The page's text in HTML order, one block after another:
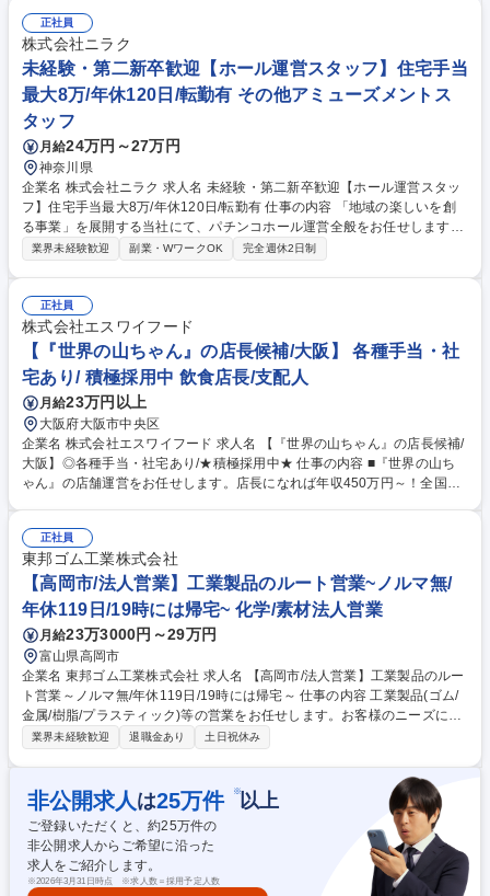
スタイルですが、多少の新規開拓の営業もあります ・アサヒビールグルー
プと同じオフィス・同じフロアですので、相互に情報共有が行われ協業体
制が構築されています。アサヒグループの総合力を生かして、営業活動を
行うことが可能です。 募集職種 大阪【営業（業務用）】★ワインが好き
な方大歓迎！★
正社員
株式会社ニラク
未経験・第二新卒歓迎【ホール運営スタッフ】住宅手当
最大8万/年休120日/転勤有 その他アミューズメントス
タッフ
月給24万円～27万円
神奈川県
企業名 株式会社ニラク 求人名 未経験・第二新卒歓迎【ホール運営スタッ
フ】住宅手当最大8万/年休120日/転勤有 仕事の内容 「地域の楽しいを創
る事業」を展開する当社にて、パチンコホール運営全般をお任せします！
OJTで接客スキル身につけながら成長でき、各地域のお客様に快適な時間
売上管理・フロア調整・スタッフ育成など、店舗運営に関わる幅広い業務
を経験できます。入社後は現場理解のために転勤を伴う勤務となります
が、2～3年後にはエリア勤務への切り替え相談も可能で、実際に子育てな
どを理由に変更した社員もいます。 ～OJTや研修が充実・未経験でも安心
して成長できる環境～ 募集職種 未経験・第二新卒歓迎【ホール運営スタ
ッフ】住宅手当最大8万/年休120日/転勤有
業界未経験歓迎 副業・WワークOK 完全週休2日制
正社員
株式会社エスワイフード
【『世界の山ちゃん』の店長候補/大阪】 各種手当・社
宅あり/ 積極採用中 飲食店長/支配人
月給23万円以上
大阪府大阪市中央区
企業名 株式会社エスワイフード 求人名 【『世界の山ちゃん』の店長候補/
大阪】◎各種手当・社宅あり/★積極採用中★ 仕事の内容 ■『世界の山ち
ゃん』の店舗運営をお任せします。店長になれば年収450万円～！全国67
や接客、シフト管理、売上管理、アルバイト教育など運営業務全般をお任
せ。店舗の席数は平均80席前後。 ★当然、基本的な業務マニュアルはあ
りますが、「こうしなさい」「これはダメ」というルールは「勝手な値引
きは禁止」くらいで、細かい縛りはほぼありません。店長の裁量が大きい
分、チェーン店ながら各店に独自メニューがあるほど自由度は高めです。
※業務内容の変更の範囲：当社業務全般 募集職種 【『世界の山ちゃん』
の店長候補/大阪】◎各種手当・社宅あり/★積極採用中★
正社員
東邦ゴム工業株式会社
【高岡市/法人営業】工業製品のルート営業~ノルマ無/
年休119日/19時には帰宅~ 化学/素材法人営業
月給23万3000円～29万円
富山県高岡市
企業名 東邦ゴム工業株式会社 求人名 【高岡市/法人営業】工業製品のルー
ト営業～ノルマ無/年休119日/19時には帰宅～ 仕事の内容 工業製品(ゴム/
金属/樹脂/プラスティック)等の営業をお任せします。お客様のニーズに合
わせて自社製品を提案したり商社的な営業をお任せします。富山県の幅広
（自社製品/他社製品）を提案し、さらに付加価値をつけるお手伝いを当社
が行います。 ■機械/自動車/建設/製紙等、お客様は多岐に渡ります。 ■競
合が少なく、他社は当社ほど商品ラインナップが多くないため、当社 が選
ばれることが多く、企業様の相談役のような存在です。 【変更の範囲】当
社業務全般 募集職種 【高岡市/法人営業】工業製品のルート営業～ノルマ
無/年休119日/19時には帰宅～
業界未経験歓迎 退職金あり 土日祝休み
非公開求人 は25万件 ※以上
ご登録いただくと、約25万件の
非公開求人からご希望に沿った
求人をご紹介します。
※2026年3月31日時点 ※求人数＝採用予定人数